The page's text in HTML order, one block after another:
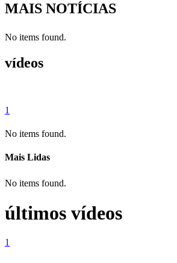
MAIS NOTÍCIAS
No items found.
vídeos
1
No items found.
Mais Lidas
No items found.
últimos vídeos
1